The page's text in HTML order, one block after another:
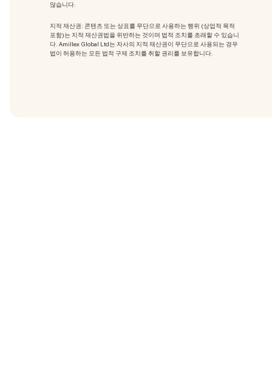
않습니다.
지적 재산권: 콘텐츠 또는 상표를 무단으로 사용하는 행위 (상업적 목적
포함)는 지적 재산권법을 위반하는 것이며 법적 조치를 초래할 수 있습니
다. Amillex Global Ltd는 자사의 지적 재산권이 무단으로 사용되는 경우
법이 허용하는 모든 법적 구제 조치를 취할 권리를 보유합니다.